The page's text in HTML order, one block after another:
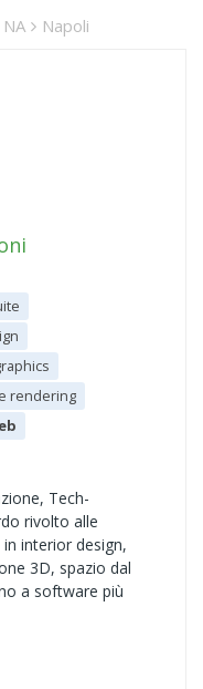
NA Napoli
rendering
Tech-
rivolto alle
interior design,
3D, spazio dal
a software più